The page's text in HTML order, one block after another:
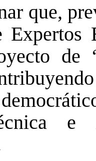
que,
Expertos
de
e